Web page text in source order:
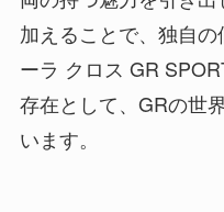
加えることで、独自
ーラ クロス GR
存在として、GRの世
います。